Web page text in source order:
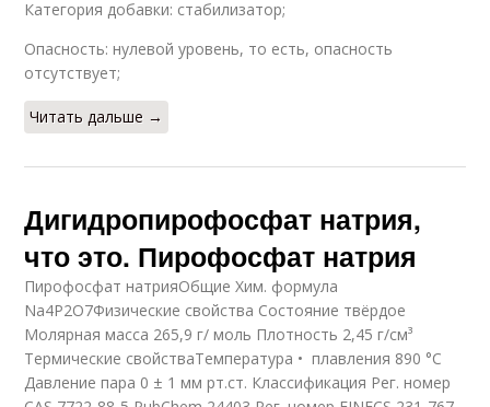
Категория добавки: стабилизатор;
Опасность: нулевой уровень, то есть, опасность
отсутствует;
Читать дальше →
Дигидропирофосфат натрия,
что это. Пирофосфат натрия
Пирофосфат натрияОбщие Хим. формула
Na4Р2О7Физические свойства Состояние твёрдое
Молярная масса 265,9 г/ моль Плотность 2,45 г/см³
Термические свойстваТемпература • плавления 890 °C
Давление пара 0 ± 1 мм рт.ст. Классификация Рег. номер